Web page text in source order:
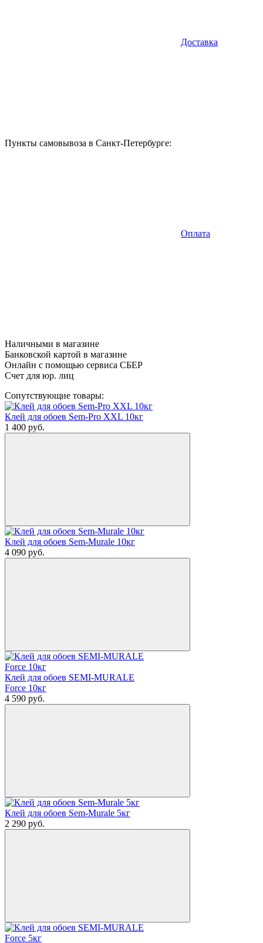
Доставка
Пункты самовывоза в Санкт-Петербурге:
Оплата
Наличными в магазине
Банковской картой в магазине
Онлайн с помощью сервиса СБЕР
Счет для юр. лиц
Сопутствующие товары:
Клей для обоев Sem-Pro XXL 10кг
1 400 руб.
Клей для обоев Sem-Murale 10кг
4 090 руб.
Клей для обоев SEMI-MURALE
Force 10кг
4 590 руб.
Клей для обоев Sem-Murale 5кг
2 290 руб.